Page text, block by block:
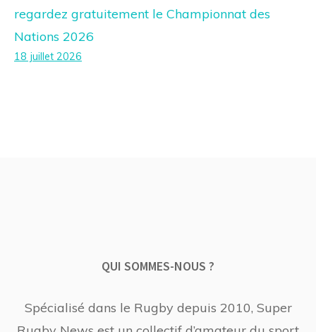
regardez gratuitement le Championnat des
Nations 2026
18 juillet 2026
QUI SOMMES-NOUS ?
Spécialisé dans le Rugby depuis 2010, Super